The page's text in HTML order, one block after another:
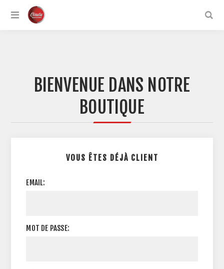
BIENVENUE DANS NOTRE
BOUTIQUE
VOUS ÊTES DÉJÀ CLIENT
EMAIL:
MOT DE PASSE: